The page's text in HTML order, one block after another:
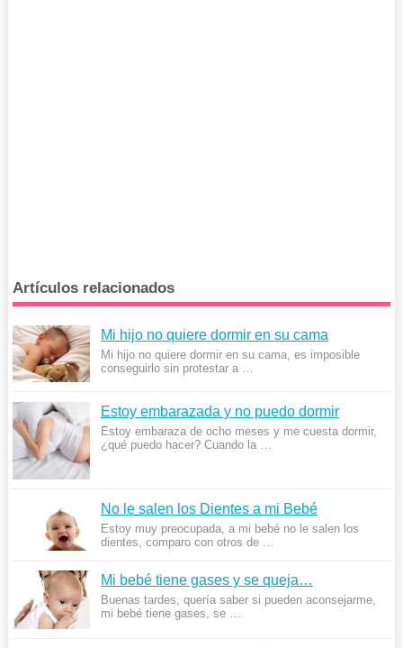
Artículos relacionados
Mi hijo no quiere dormir en su cama
Mi hijo no quiere dormir en su cama, es imposible
conseguirlo sin protestar a …
Estoy embarazada y no puedo dormir
Estoy embaraza de ocho meses y me cuesta dormir,
¿qué puedo hacer? Cuando la …
No le salen los Dientes a mi Bebé
Estoy muy preocupada, a mi bebé no le salen los
dientes, comparo con otros de …
Mi bebé tiene gases y se queja…
Buenas tardes, quería saber si pueden aconsejarme,
mi bebé tiene gases, se …